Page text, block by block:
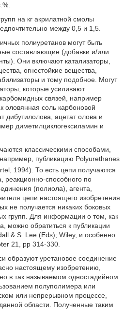
на кг акрилатной смолы
между 0,5 и 1,5.
полиуретанов могут быть
составляющие (добавки и/или
Они включают катализаторы,
огнестойкие вещества,
и тому подобное. Могут
которые усиливают
связей, например
оловянная соль карбоновой
дибутилолова, ацетат олова и
диметилциклогексиламин и
классическими способами,
публикацию Polyurethanes
1994). То есть цепи получаются
реакционно-способного по
(полиола), агента,
цепи настоящего изобретения
не получается никаких боковых
групп. Для информации о том, как
можно обратиться к публикации
& S. Lee (Eds); Wiley, и особенно
21, pp 314-330.
образуют уретановое соединение
настоящему изобретению,
в так называемом одностадийном
полуполимера или
или непрерывном процессе,
области. Полученные таким